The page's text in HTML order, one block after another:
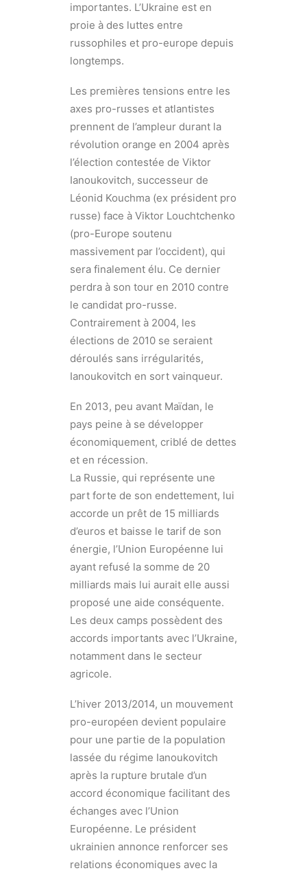
importantes. L’Ukraine est en
proie à des luttes entre
russophiles et pro-europe depuis
longtemps.
Les premières tensions entre les
axes pro-russes et atlantistes
prennent de l’ampleur durant la
révolution orange en 2004 après
l’élection contestée de Viktor
Ianoukovitch, successeur de
Léonid Kouchma (ex président pro
russe) face à Viktor Louchtchenko
(pro-Europe soutenu
massivement par l’occident), qui
sera finalement élu. Ce dernier
perdra à son tour en 2010 contre
le candidat pro-russe.
Contrairement à 2004, les
élections de 2010 se seraient
déroulés sans irrégularités,
Ianoukovitch en sort vainqueur.
En 2013, peu avant Maïdan, le
pays peine à se développer
économiquement, criblé de dettes
et en récession.
La Russie, qui représente une
part forte de son endettement, lui
accorde un prêt de 15 milliards
d’euros et baisse le tarif de son
énergie, l’Union Européenne lui
ayant refusé la somme de 20
milliards mais lui aurait elle aussi
proposé une aide conséquente.
Les deux camps possèdent des
accords importants avec l’Ukraine,
notamment dans le secteur
agricole.
L’hiver 2013/2014, un mouvement
pro-européen devient populaire
pour une partie de la population
lassée du régime Ianoukovitch
après la rupture brutale d’un
accord économique facilitant des
échanges avec l’Union
Européenne. Le président
ukrainien annonce renforcer ses
relations économiques avec la